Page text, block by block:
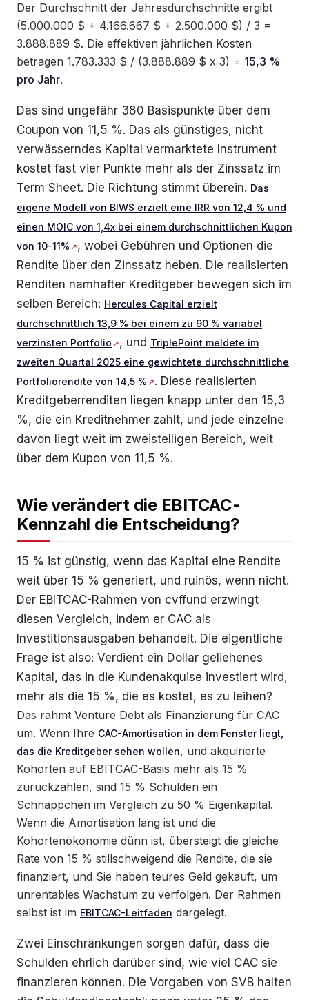
Der Durchschnitt der Jahresdurchschnitte ergibt
(5.000.000 $ + 4.166.667 $ + 2.500.000 $) / 3 =
3.888.889 $. Die effektiven jährlichen Kosten
betragen 1.783.333 $ / (3.888.889 $ x 3) = 15,3 %
pro Jahr.
Das sind ungefähr 380 Basispunkte über dem
Coupon von 11,5 %. Das als günstiges, nicht
verwässerndes Kapital vermarktete Instrument
kostet fast vier Punkte mehr als der Zinssatz im
Term Sheet. Die Richtung stimmt überein. Das
eigene Modell von BIWS erzielt eine IRR von 12,4 % und
einen MOIC von 1,4x bei einem durchschnittlichen Kupon
von 10-11%
, wobei Gebühren und Optionen die
Rendite über den Zinssatz heben. Die realisierten
Renditen namhafter Kreditgeber bewegen sich im
selben Bereich: Hercules Capital erzielt
durchschnittlich 13,9 % bei einem zu 90 % variabel
verzinsten Portfolio
, und TriplePoint meldete im
zweiten Quartal 2025 eine gewichtete durchschnittliche
Portfoliorendite von 14,5 %
. Diese realisierten
Kreditgeberrenditen liegen knapp unter den 15,3
%, die ein Kreditnehmer zahlt, und jede einzelne
davon liegt weit im zweistelligen Bereich, weit
über dem Kupon von 11,5 %.
Wie verändert die EBITCAC-
Kennzahl die Entscheidung?
15 % ist günstig, wenn das Kapital eine Rendite
weit über 15 % generiert, und ruinös, wenn nicht.
Der EBITCAC-Rahmen von cvffund erzwingt
diesen Vergleich, indem er CAC als
Investitionsausgaben behandelt. Die eigentliche
Frage ist also: Verdient ein Dollar geliehenes
Kapital, das in die Kundenakquise investiert wird,
mehr als die 15 %, die es kostet, es zu leihen?
Das rahmt Venture Debt als Finanzierung für CAC
um. Wenn Ihre CAC-Amortisation in dem Fenster liegt,
das die Kreditgeber sehen wollen, und akquirierte
Kohorten auf EBITCAC-Basis mehr als 15 %
zurückzahlen, sind 15 % Schulden ein
Schnäppchen im Vergleich zu 50 % Eigenkapital.
Wenn die Amortisation lang ist und die
Kohortenökonomie dünn ist, übersteigt die gleiche
Rate von 15 % stillschweigend die Rendite, die sie
finanziert, und Sie haben teures Geld gekauft, um
unrentables Wachstum zu verfolgen. Der Rahmen
selbst ist im EBITCAC-Leitfaden dargelegt.
Zwei Einschränkungen sorgen dafür, dass die
Schulden ehrlich darüber sind, wie viel CAC sie
finanzieren können. Die Vorgaben von SVB halten